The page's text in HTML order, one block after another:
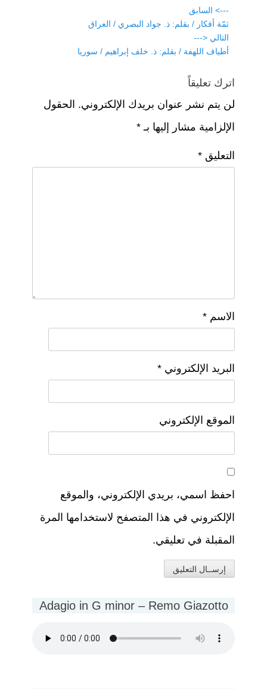
o
o
k
p
تصفّح
المقالات
---> السابق
Previous
post:
ثمّة أفكار / بقلم: ذ. جواد البصري / العراق
التالي <---
Next
أطياف اللهفة / بقلم: ذ. خلف إبراهيم / سوريا
اترك تعليقاً
لن يتم نشر عنوان بريدك الإلكتروني. الحقول
الإلزامية مشار إليها بـ *
التعليق *
الاسم *
البريد الإلكتروني *
الموقع الإلكتروني
احفظ اسمي، بريدي الإلكتروني، والموقع
الإلكتروني في هذا المتصفح لاستخدامها المرة
المقبلة في تعليقي.
Adagio in G minor – Remo Giazotto